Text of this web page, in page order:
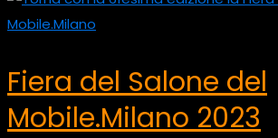
Fiera del Salone del
Mobile.Milano 2023